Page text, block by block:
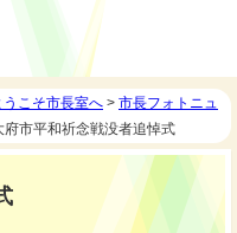
うこそ市長室へ > 市長フォトニュ
府市平和祈念戦没者追悼式